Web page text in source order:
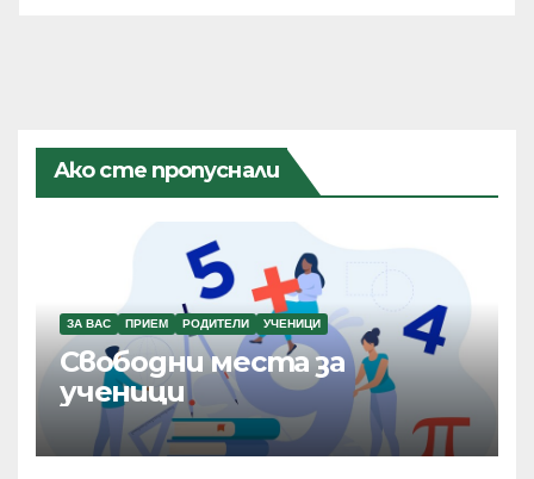
Ако сте пропуснали
ЗА ВАС ПРИЕМ РОДИТЕЛИ УЧЕНИЦИ
Свободни места за
ученици